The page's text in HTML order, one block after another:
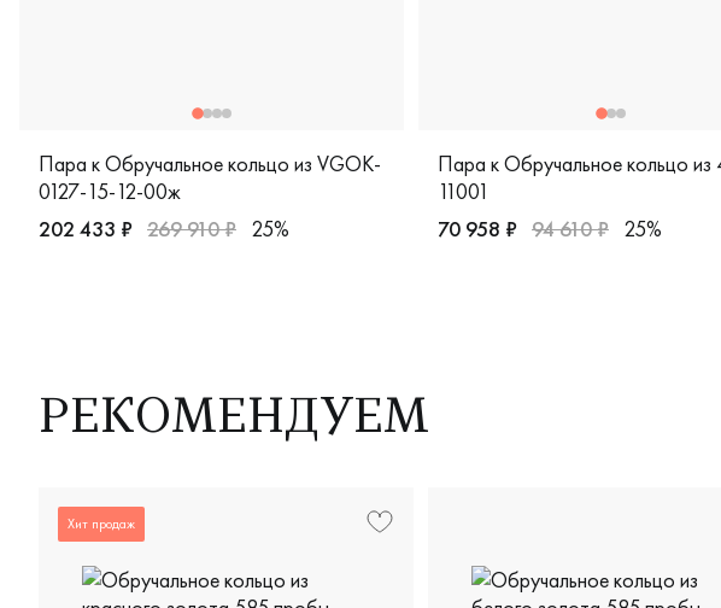
Пара к Обручальное кольцо из VGOK-
0127-15-12-00ж
202 433 ₽ 269 910 ₽ 25%
Пара к Обручальное кольцо из 433-
11001
70 958 ₽ 94 610 ₽ 25%
РЕКОМЕНДУЕМ
Хит продаж